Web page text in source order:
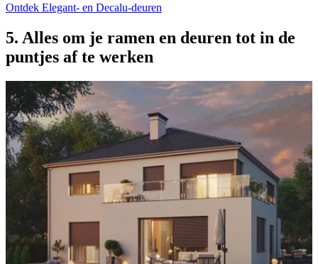
Ontdek Elegant- en Decalu-deuren
5. Alles om je ramen en deuren tot in de
puntjes af te werken